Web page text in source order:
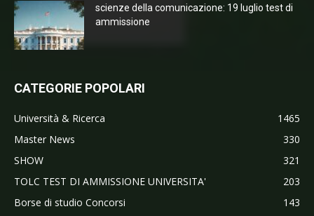
scienze della comunicazione: 19 luglio test di
ammissione
CATEGORIE POPOLARI
Università & Ricerca
1465
Master News
330
SHOW
321
TOLC TEST DI AMMISSIONE UNIVERSITA'
203
Borse di studio Concorsi
143